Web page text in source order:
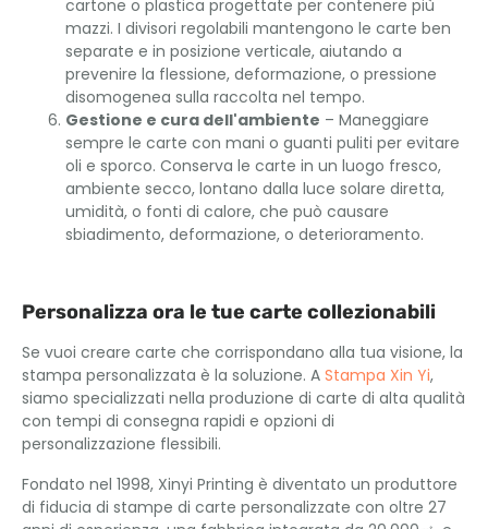
cartone o plastica progettate per contenere più
mazzi. I divisori regolabili mantengono le carte ben
separate e in posizione verticale, aiutando a
prevenire la flessione, deformazione, o pressione
disomogenea sulla raccolta nel tempo.
Gestione e cura dell'ambiente – Maneggiare
sempre le carte con mani o guanti puliti per evitare
oli e sporco. Conserva le carte in un luogo fresco,
ambiente secco, lontano dalla luce solare diretta,
umidità, o fonti di calore, che può causare
sbiadimento, deformazione, o deterioramento.
Personalizza ora le tue carte collezionabili
Se vuoi creare carte che corrispondano alla tua visione, la
stampa personalizzata è la soluzione. A Stampa Xin Yi,
siamo specializzati nella produzione di carte di alta qualità
con tempi di consegna rapidi e opzioni di
personalizzazione flessibili.
Fondato nel 1998, Xinyi Printing è diventato un produttore
di fiducia di stampe di carte personalizzate con oltre 27